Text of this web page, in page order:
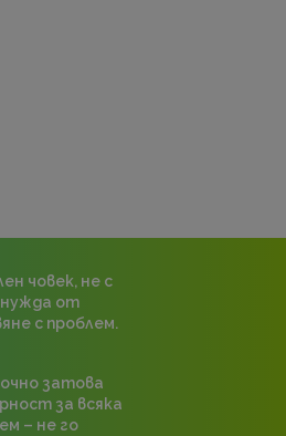
човек, не с
от
с проблем.
затова
за всяка
– не го